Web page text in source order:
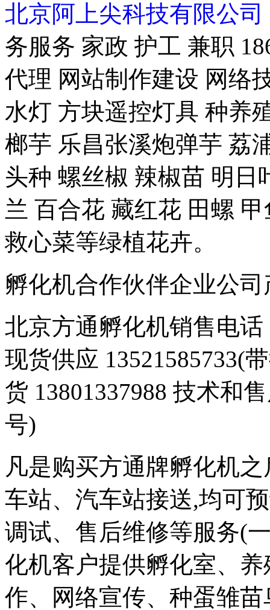
北京阿上尖科技有限公司
务服务 家政 护工 兼职
代理 网站制作建设 网络
水灯 方块遥控灯具 种养
榔芋 乐昌张溪炮弹芋 荔
头种 螺丝椒 辣椒苗 明日
兰 百合花 藏红花 田螺
救心菜等绿植花卉。
孵化机合作伙伴企业公
北京方通孵化机销售电话
现货供应 13521585733(
货 13801337988 技术和
号)
凡是购买方通牌孵化机
车站、汽车站接送,均可
调试、售后维修等服务(
化机客户提供孵化室、
作、网络宣传、种蛋雏